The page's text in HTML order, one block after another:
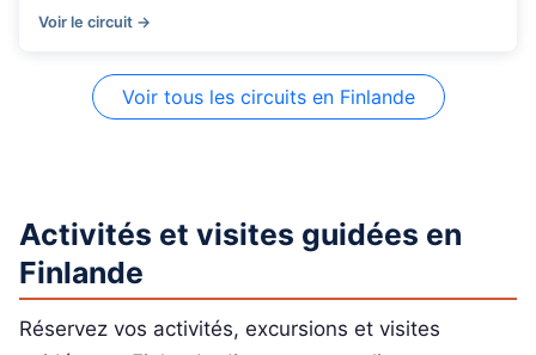
Voir le circuit →
Voir tous les circuits en Finlande
Activités et visites guidées en
Finlande
Réservez vos activités, excursions et visites